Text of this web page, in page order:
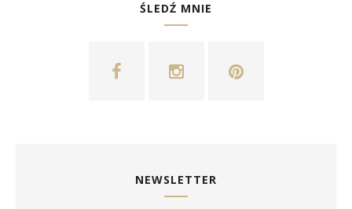
ŚLEDŹ MNIE
NEWSLETTER